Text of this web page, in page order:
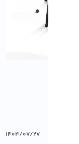
۱۴۰۴/۰۷/۲۷